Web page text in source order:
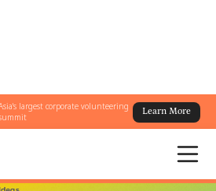
largest corporate volunteering
Learn More